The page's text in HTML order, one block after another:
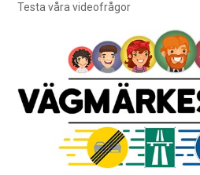
Testa våra videofrågor